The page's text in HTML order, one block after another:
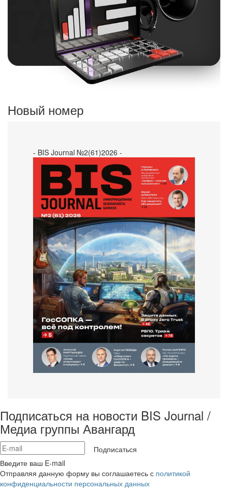
Новый номер
- BIS Journal №2(61)2026 -
Подписаться на новости BIS Journal /
Медиа группы Авангард
Подписаться
Введите ваш E-mail
Отправляя данную форму вы соглашаетесь с политикой
конфиденциальности персональных данных